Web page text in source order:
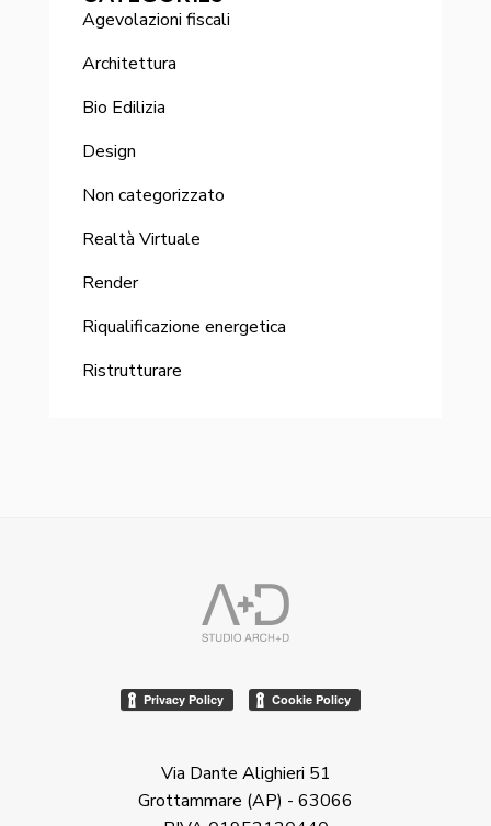
Agevolazioni fiscali
Architettura
Bio Edilizia
Design
Non categorizzato
Realtà Virtuale
Render
Riqualificazione energetica
Ristrutturare
Via Dante Alighieri 51
Grottammare (AP) - 63066